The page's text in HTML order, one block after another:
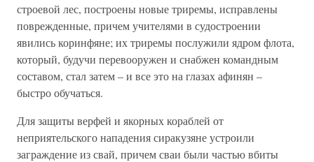
строевой лес, построены новые триремы, исправлены
поврежденные, причем учителями в судостроении
явились коринфяне; их триремы послужили ядром флота,
который, будучи перевооружен и снабжен командным
составом, стал затем – и все это на глазах афинян –
быстро обучаться.
Для защиты верфей и якорных кораблей от
неприятельского нападения сиракузяне устроили
заграждение из свай, причем сваи были частью вбиты